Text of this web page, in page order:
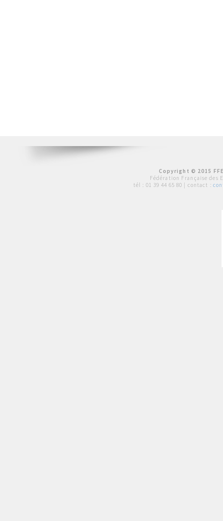
Copyright © 2015
Fédération Française des
tél : 01 39 44 65 80 | contact :